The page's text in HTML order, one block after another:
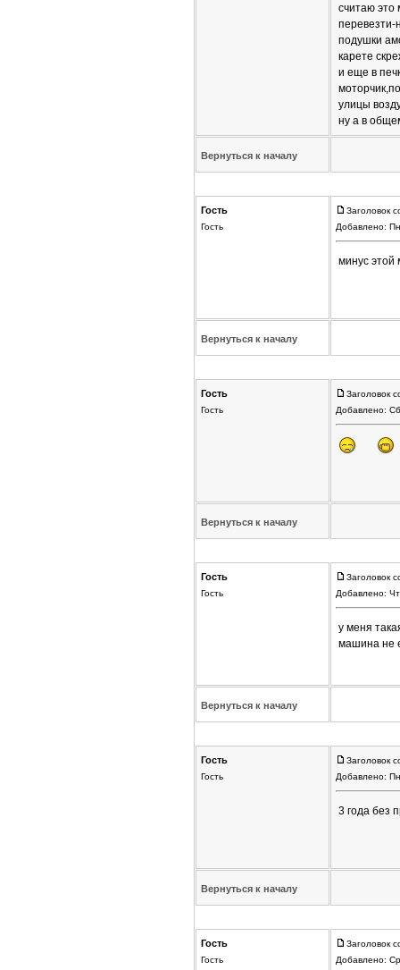
считаю это
перевезти-
подушки
карете
и еще в
улицы
ну а в
Вернуться к началу
Гость
Гость
Заголовок
Добавлено:
минус этой
Вернуться к началу
Гость
Гость
Заголовок
Добавлено:
Вернуться к началу
Гость
Гость
Заголовок
Добавлено:
у меня
машина не
Вернуться к началу
Гость
Гость
Заголовок
Добавлено:
3 года без
Вернуться к началу
Гость
Гость
Заголовок
Добавлено: